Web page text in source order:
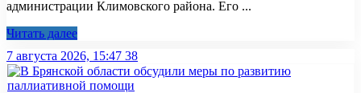
администрации Климовского района. Его ...
Читать далее
7 августа 2026, 15:47 38